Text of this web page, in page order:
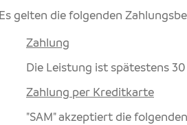
Es gelten die folgenden
Zahlung
Die Leistung ist spätestens
Zahlung per Kreditkarte
"SAM" akzeptiert die